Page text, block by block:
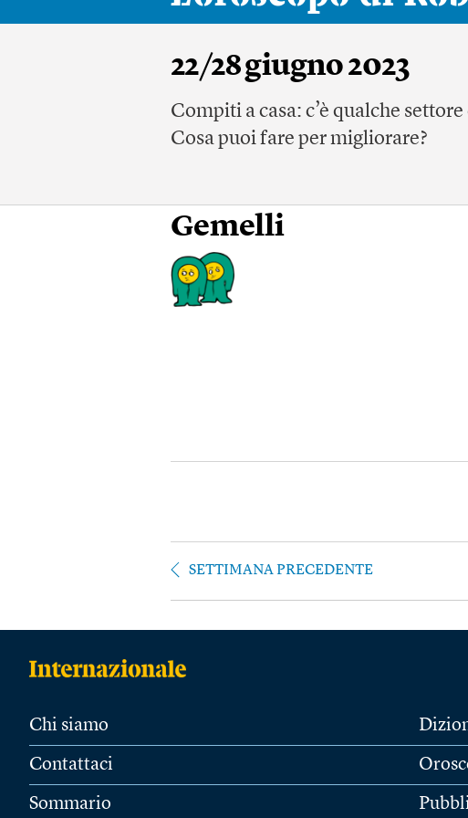
22/28 giugno 2023
Compiti a casa: c’è qualche
Cosa puoi fare per migliorare?
Gemelli
SETTIMANA PRECEDENTE
Chi siamo
Contattaci
Sommario